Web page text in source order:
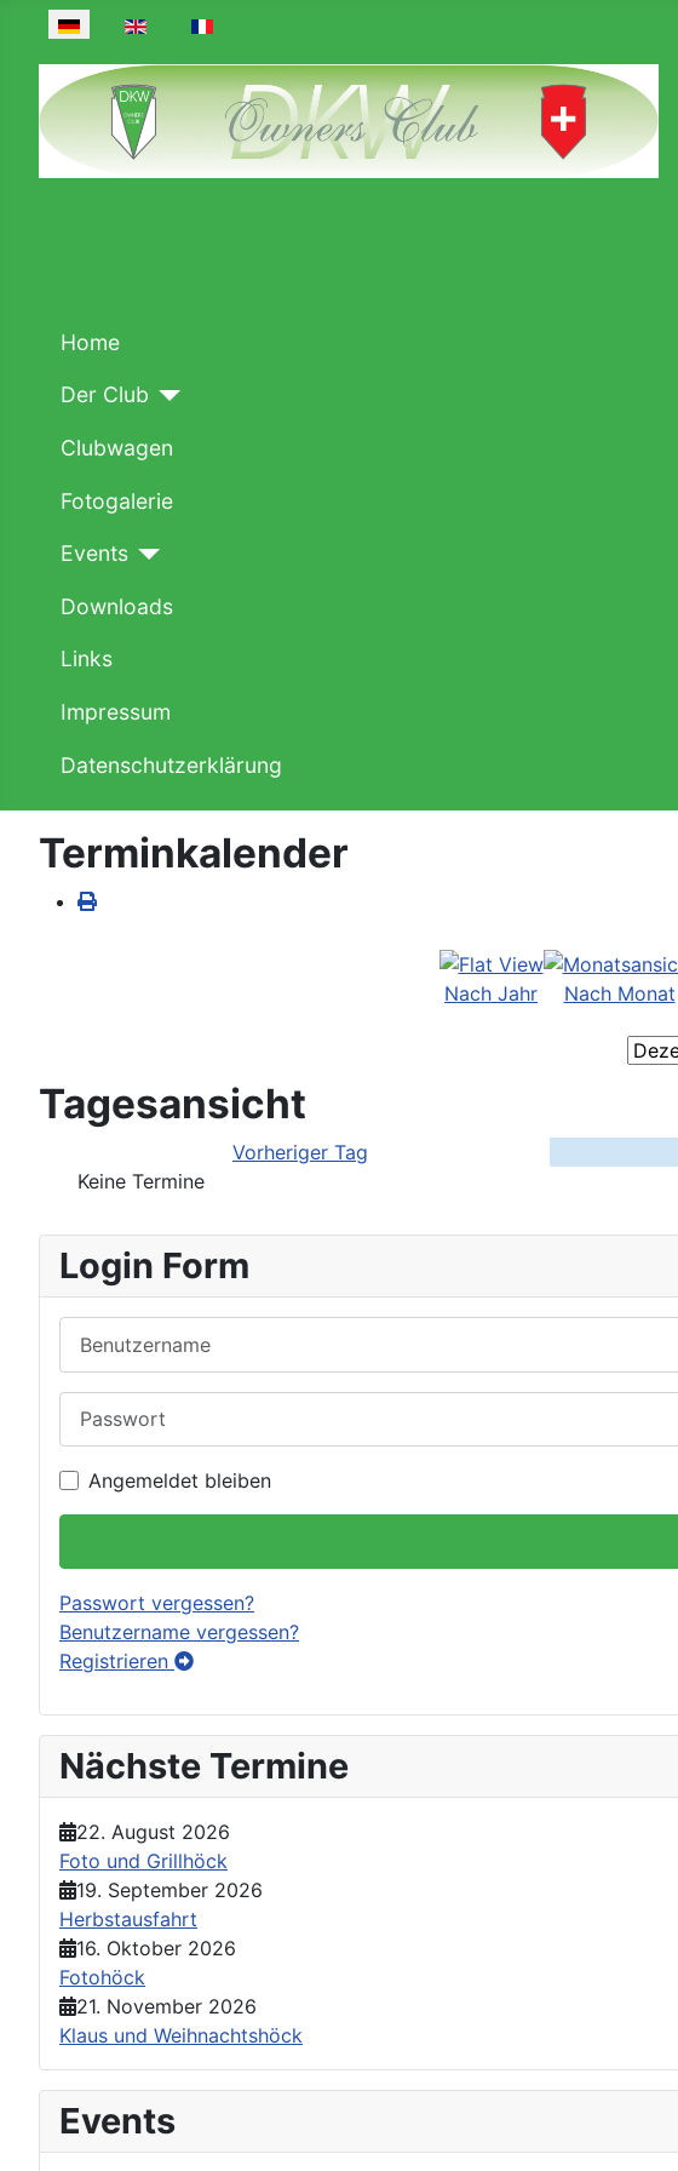
Sprache auswählen
Home
Der Club
Clubwagen
Fotogalerie
Events
Downloads
Links
Impressum
Datenschutzerklärung
Terminkalender
Nach Jahr Nach Monat
Tagesansicht
Vorheriger Tag
Keine Termine
Login Form
Angemeldet bleiben
Passwort vergessen?
Benutzername vergessen?
Registrieren
Nächste Termine
22. August 2026
Foto und Grillhöck
19. September 2026
Herbstausfahrt
16. Oktober 2026
Fotohöck
21. November 2026
Klaus und Weihnachtshöck
Events